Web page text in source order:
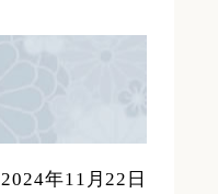
2024年11月22日